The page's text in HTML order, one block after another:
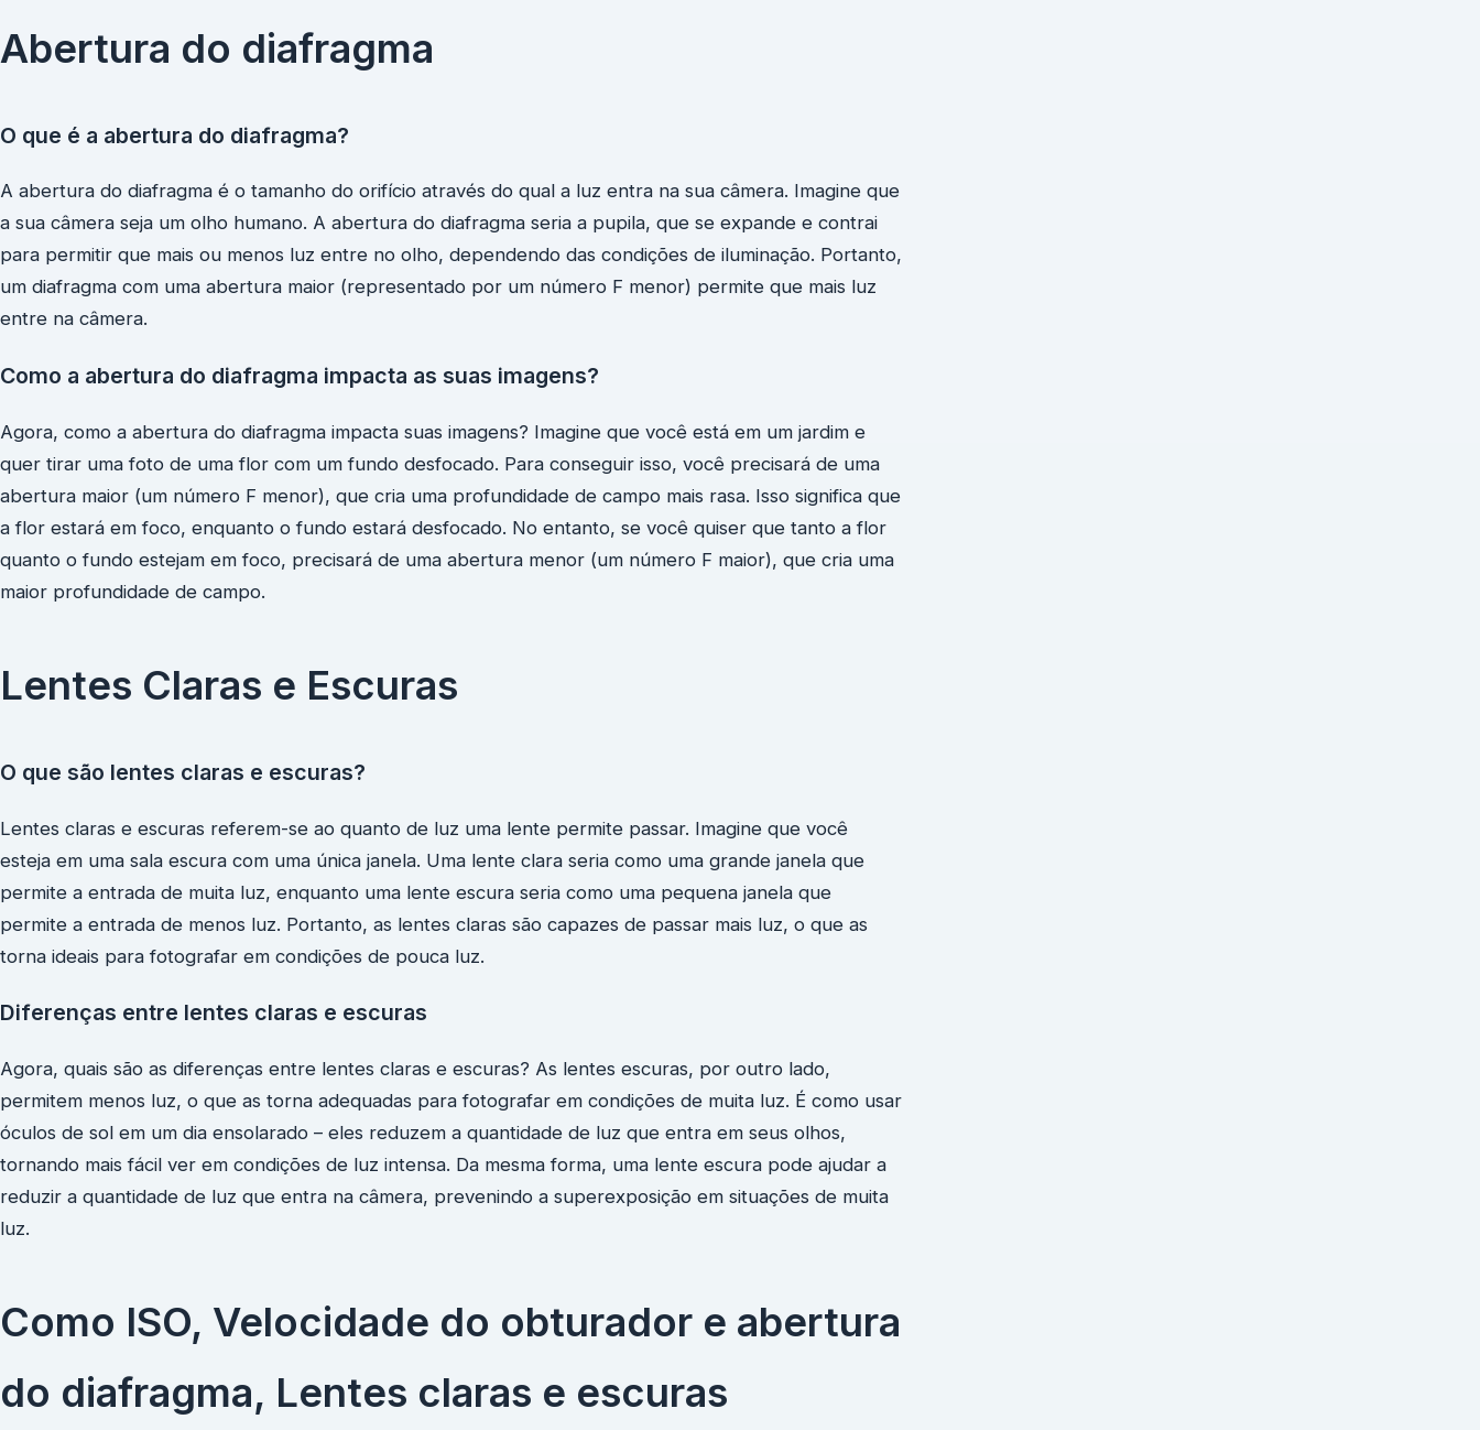
Abertura do diafragma
O que é a abertura do diafragma?
A abertura do diafragma é o tamanho do orifício através do qual a luz entra na sua câmera. Imagine que
a sua câmera seja um olho humano. A abertura do diafragma seria a pupila, que se expande e contrai
para permitir que mais ou menos luz entre no olho, dependendo das condições de iluminação. Portanto,
um diafragma com uma abertura maior (representado por um número F menor) permite que mais luz
entre na câmera.
Como a abertura do diafragma impacta as suas imagens?
Agora, como a abertura do diafragma impacta suas imagens? Imagine que você está em um jardim e
quer tirar uma foto de uma flor com um fundo desfocado. Para conseguir isso, você precisará de uma
abertura maior (um número F menor), que cria uma profundidade de campo mais rasa. Isso significa que
a flor estará em foco, enquanto o fundo estará desfocado. No entanto, se você quiser que tanto a flor
quanto o fundo estejam em foco, precisará de uma abertura menor (um número F maior), que cria uma
maior profundidade de campo.
Lentes Claras e Escuras
O que são lentes claras e escuras?
Lentes claras e escuras referem-se ao quanto de luz uma lente permite passar. Imagine que você
esteja em uma sala escura com uma única janela. Uma lente clara seria como uma grande janela que
permite a entrada de muita luz, enquanto uma lente escura seria como uma pequena janela que
permite a entrada de menos luz. Portanto, as lentes claras são capazes de passar mais luz, o que as
torna ideais para fotografar em condições de pouca luz.
Diferenças entre lentes claras e escuras
Agora, quais são as diferenças entre lentes claras e escuras? As lentes escuras, por outro lado,
permitem menos luz, o que as torna adequadas para fotografar em condições de muita luz. É como usar
óculos de sol em um dia ensolarado – eles reduzem a quantidade de luz que entra em seus olhos,
tornando mais fácil ver em condições de luz intensa. Da mesma forma, uma lente escura pode ajudar a
reduzir a quantidade de luz que entra na câmera, prevenindo a superexposição em situações de muita
luz.
Como ISO, Velocidade do obturador e abertura
do diafragma, Lentes claras e escuras